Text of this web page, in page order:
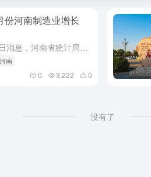
份河南制造业增长
财神导航5月19日消息，河南省统计局今日发布最新的工业经济数据显示，4月份河南省规模以上工业增加值同比实际增长8.8%，较3月份提升了1.9个百分点，持续展现出工业经济的稳步回升态势。
南
0 3,222 0
没有了